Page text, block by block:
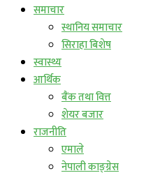
समाचार
स्थानिय समाचार
सिराहा बिशेष
स्वास्थ्य
आर्थिक
बैंक तथा वित्त
शेयर बजार
राजनीति
एमाले
नेपाली काङ्ग्रेस